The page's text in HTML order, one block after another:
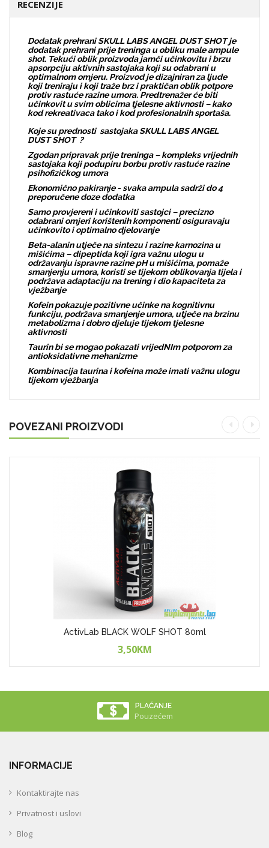
RECENZIJE
Dodatak prehrani SKULL LABS ANGEL DUST SHOT je
dodatak prehrani prije treninga u obliku male ampule
shot. Tekući oblik proizvoda jamči učinkovitu i brzu
apsorpciju aktivnih sastojaka koji su odabrani u
optimalnom omjeru. Proizvod je dizajniran za ljude
koji treniraju i koji traže brz i praktičan oblik potpore
protiv rastuće razine umora. Predtrenažer će biti
učinkovit u svim oblicima tjelesne aktivnosti – kako
kod rekreativaca tako i kod profesionalnih sportaša.
Koje su prednosti sastojaka SKULL LABS ANGEL
DUST SHOT ?
Zgodan pripravak prije treninga – kompleks vrijednih
sastojaka koji podupiru borbu protiv rastuće razine
psihofizičkog umora
Ekonomično pakiranje - svaka ampula sadrži do 4
preporučene doze dodatka
Samo provjereni i učinkoviti sastojci – precizno
odabrani omjeri korištenih komponenti osiguravaju
učinkovito i optimalno djelovanje
Beta-alanin utječe na sintezu i razine karnozina u
mišićima – dipeptida koji igra važnu ulogu u
održavanju ispravne razine pH u mišićima, pomaže
smanjenju umora, koristi se tijekom oblikovanja tijela i
podržava adaptaciju na trening i dio kapaciteta za
vježbanje
Kofein pokazuje pozitivne učinke na kognitivnu
funkciju, podržava smanjenje umora, utječe na brzinu
metabolizma i dobro djeluje tijekom tjelesne
aktivnosti
Taurin bi se mogao pokazati vrijedNIm potporom za
antioksidativne mehanizme
Kombinacija taurina i kofeina može imati važnu ulogu
tijekom vježbanja
POVEZANI PROIZVODI
ActivLab BLACK WOLF SHOT 80ml
3,50KM
PLAĆANJE
Pouzećem
INFORMACIJE
Kontaktirajte nas
Privatnost i uslovi
Blog